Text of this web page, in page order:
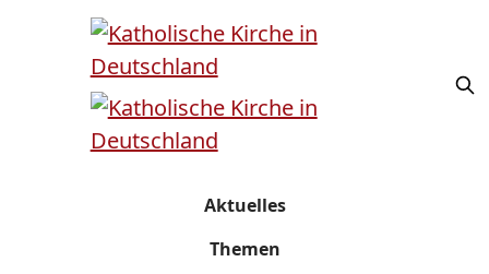
Aktuelles
Themen